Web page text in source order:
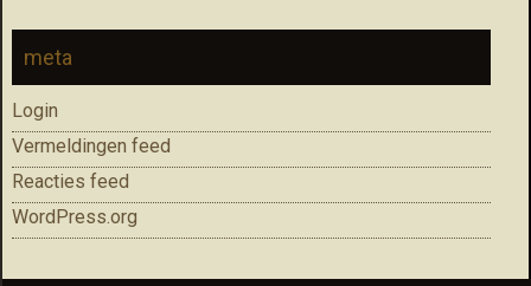
meta
Login
Vermeldingen feed
Reacties feed
WordPress.org